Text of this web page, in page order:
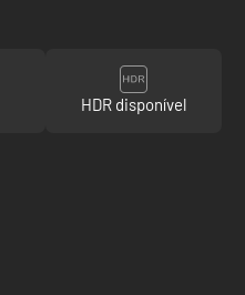
HDR disponível